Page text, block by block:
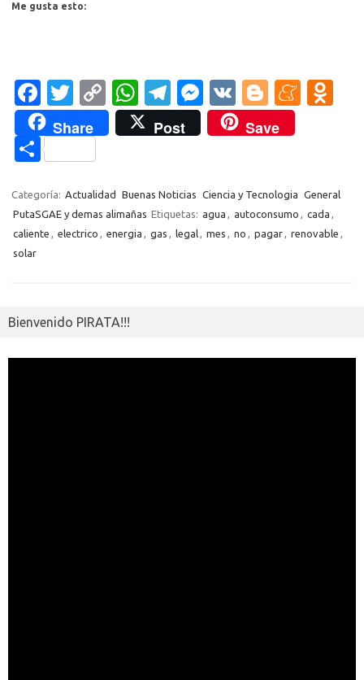
Me gusta esto:
Fa
c
e
b
o
o
k
T
w
it
te
r
C
o
p
Li
n
W
h
at
A
p
p
T
el
e
a
m
M
es
se
g
er
V
K
Bl
o
g
er
M
a
m
kl
sn
Share Post Save
C
m
p
Categoría: Actualidad Buenas Noticias Ciencia y Tecnologia General
PutaSGAE y demas alimañas Etiquetas: agua , autoconsumo , cada ,
caliente , electrico , energia , gas , legal, mes , no , pagar, renovable ,
solar
Bienvenido PIRATA!!!